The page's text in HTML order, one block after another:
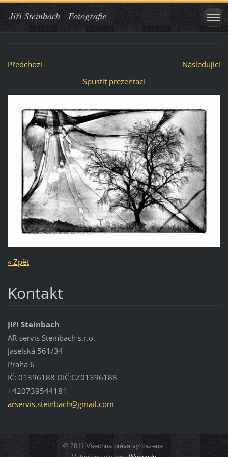
Jiří Steinbach - Fotografie
Předchozí
Následující
Spustit prezentaci
« Zpět
Kontakt
Jiří Steinbach
AR-servis Steinbach s.r.o.
Jaselská 561/34
Praha 6
IČ: 01396188 DIČ:CZ01396188
+420739544181
arservis.steinbach@gmail.com
© 2011 Všechna práva vyhrazena.